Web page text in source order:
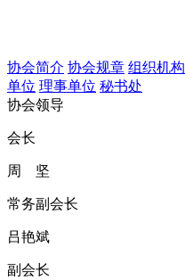
协会简介 协会规章 组织机构
单位 理事单位 秘书处
协会领导
会长
周 坚
常务副会长
吕艳斌
副会长